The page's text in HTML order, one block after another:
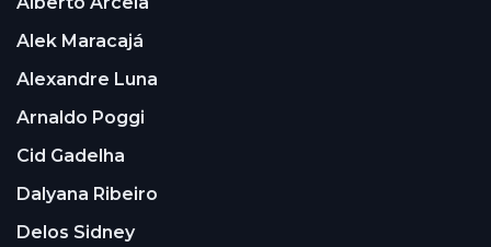
Alek Maracajá
Alexandre Luna
Arnaldo Poggi
Cid Gadelha
Dalyana Ribeiro
Delos Sidney